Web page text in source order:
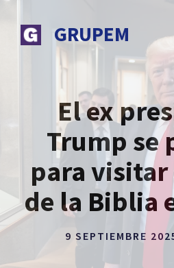
contenido
GRUPEM
El ex
Trump se
para visitar
de la Biblia
9 SEPTIEMBRE